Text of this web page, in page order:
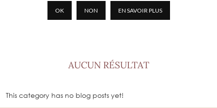
BLOG MODE ET BEAUTÉ
AUCUN RÉSULTAT
This category has no blog posts yet!
OK NON EN SAVOIR PLUS